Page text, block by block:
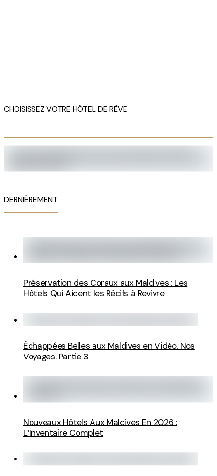
CHOISISSEZ VOTRE HÔTEL DE RÊVE
DERNIÈREMENT
Préservation des Coraux aux Maldives : Les
Hôtels Qui Aident les Récifs à Revivre
Échappées Belles aux Maldives en Vidéo. Nos
Voyages. Partie 3
Nouveaux Hôtels Aux Maldives En 2026 :
L’Inventaire Complet